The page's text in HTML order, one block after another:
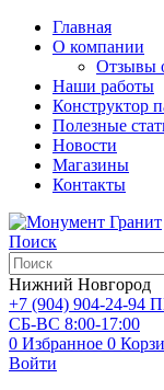
Главная
О компании
Отзывы
Наши работы
Конструктор
Полезные
Новости
Магазины
Контакты
Поиск
Нижний Новгород
+7 (904) 904-24-94
СБ-ВС 8:00-17:00
0 Избранное 0
Войти